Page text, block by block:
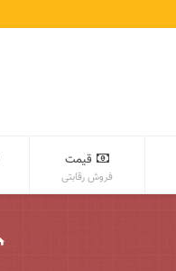
قیمت
فروش رقابتی